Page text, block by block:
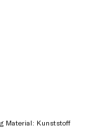
Material: Kunststoff